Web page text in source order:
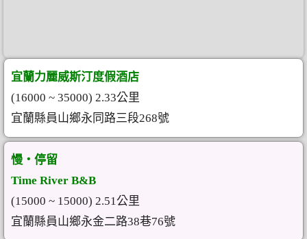
宜蘭力麗威斯汀度假酒店
(16000 ~ 35000) 2.33公里
宜蘭縣員山鄉永同路三段268號
慢‧停留
Time River B&B
(15000 ~ 15000) 2.51公里
宜蘭縣員山鄉永金二路38巷76號